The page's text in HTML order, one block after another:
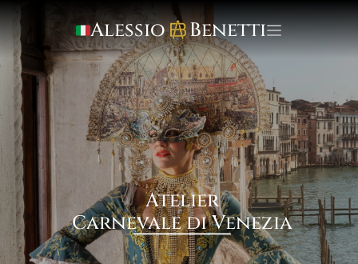
Atelier
Carnevale di Venezia
Alessio     Benetti